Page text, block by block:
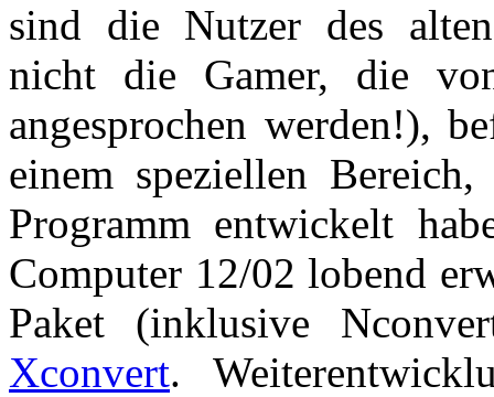
sind die Nutzer des
nicht die Gamer, die
angesprochen werden!),
einem speziellen
Programm entwickelt
Computer 12/02 lobend
Paket (inklusive
Xconvert.